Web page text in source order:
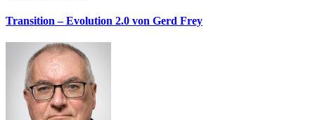
Transition – Evolution 2.0 von Gerd Frey